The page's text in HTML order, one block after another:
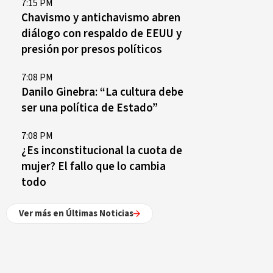
7:15 PM
Chavismo y antichavismo abren
diálogo con respaldo de EEUU y
presión por presos políticos
7:08 PM
Danilo Ginebra: “La cultura debe
ser una política de Estado”
7:08 PM
¿Es inconstitucional la cuota de
mujer? El fallo que lo cambia
todo
Ver más en Últimas Noticias